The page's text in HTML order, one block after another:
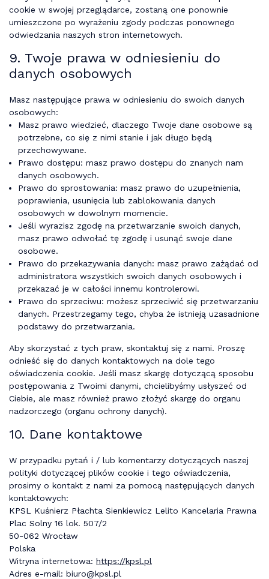
cookie w swojej przeglądarce, zostaną one ponownie
umieszczone po wyrażeniu zgody podczas ponownego
odwiedzania naszych stron internetowych.
9. Twoje prawa w odniesieniu do
danych osobowych
Masz następujące prawa w odniesieniu do swoich danych
osobowych:
Masz prawo wiedzieć, dlaczego Twoje dane osobowe są
potrzebne, co się z nimi stanie i jak długo będą
przechowywane.
Prawo dostępu: masz prawo dostępu do znanych nam
danych osobowych.
Prawo do sprostowania: masz prawo do uzupełnienia,
poprawienia, usunięcia lub zablokowania danych
osobowych w dowolnym momencie.
Jeśli wyrazisz zgodę na przetwarzanie swoich danych,
masz prawo odwołać tę zgodę i usunąć swoje dane
osobowe.
Prawo do przekazywania danych: masz prawo zażądać od
administratora wszystkich swoich danych osobowych i
przekazać je w całości innemu kontrolerowi.
Prawo do sprzeciwu: możesz sprzeciwić się przetwarzaniu
danych. Przestrzegamy tego, chyba że istnieją uzasadnione
podstawy do przetwarzania.
Aby skorzystać z tych praw, skontaktuj się z nami. Proszę
odnieść się do danych kontaktowych na dole tego
oświadczenia cookie. Jeśli masz skargę dotyczącą sposobu
postępowania z Twoimi danymi, chcielibyśmy usłyszeć od
Ciebie, ale masz również prawo złożyć skargę do organu
nadzorczego (organu ochrony danych).
10. Dane kontaktowe
W przypadku pytań i / lub komentarzy dotyczących naszej
polityki dotyczącej plików cookie i tego oświadczenia,
prosimy o kontakt z nami za pomocą następujących danych
kontaktowych:
KPSL Kuśnierz Płachta Sienkiewicz Lelito Kancelaria Prawna
Plac Solny 16 lok. 507/2
50-062 Wrocław
Polska
Witryna internetowa: https://kpsl.pl
Adres e-mail: biuro@kpsl.pl